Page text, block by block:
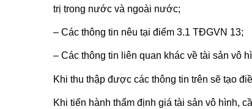
trị trong nước và ngoài nước;
– Các thông tin nêu tại điểm 3.1 TĐGVN 13;
– Các thông tin liên quan khác về tài sản vô
Khi thu thập được các thông tin trên sẽ tạo
Khi tiến hành thẩm định giá tài sản vô hình,